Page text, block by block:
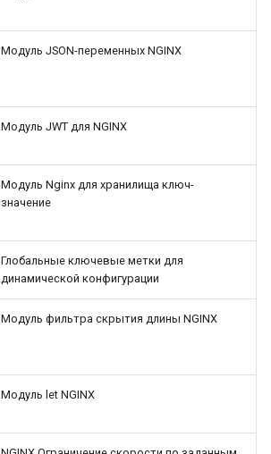
Модуль JSON-переменных NGINX
Модуль JWT для NGINX
Модуль Nginx для хранилища ключ-
значение
Глобальные ключевые метки для
динамической конфигурации
Модуль фильтра скрытия длины NGINX
Модуль let NGINX